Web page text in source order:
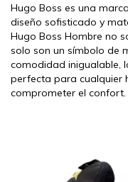
Hugo Boss es una
diseño sofisticado y
Hugo Boss Hombre no
solo son un símbolo de
comodidad inigualable,
perfecta para cualquier
comprometer el confort.